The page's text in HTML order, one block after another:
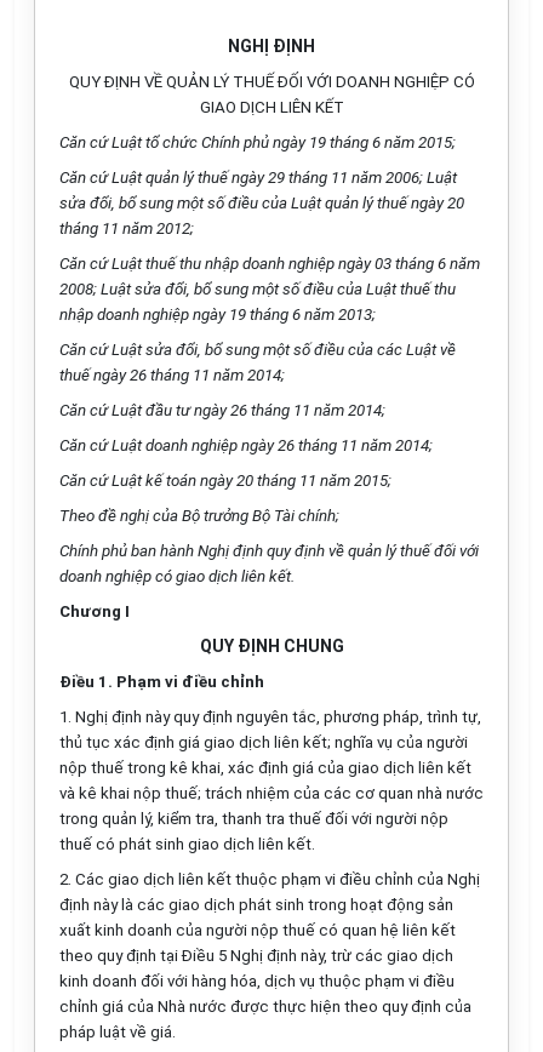
NGHỊ ĐỊNH
QUY ĐỊNH VỀ QUẢN LÝ THUẾ ĐỐI VỚI DOANH NGHIỆP CÓ
GIAO DỊCH LIÊN KẾT
Căn cứ Luật tổ chức Chính phủ ngày 19 tháng 6 năm 2015;
Căn cứ Luật quản lýthuế ngày 29 tháng 11 năm 2006; Luật
sửa đổi, bổsung một số điều của Luật quản lýthuế ngày 20
tháng 11 năm 2012;
Căn cứ Luật thuế thu nhập doanh nghiệp ngày 03 tháng 6 năm
2008; Luật sửa đổi, bổsung một số điều của Luật thuế thu
nhập doanh nghiệp ngày 19 tháng 6 năm 2013;
Căn cứ Luật sửa đổi, bổ sung một số điều của các Luật về
thuế ngày 26 tháng 11 năm 2014;
Căn cứ Luật đầu tư ngày 26 tháng 11 năm 2014;
Căn cứ Luật doanh nghiệp ngày 26 tháng 11 năm 2014;
Căn cứ Luật kế toán ngày 20 tháng 11 năm 2015;
Theo đề nghị của Bộ trưởng Bộ Tài chính;
Chính phủ ban hành Nghị định quy định về quản lý thuế đối với
doanh nghiệp có giao dịch liên kết.
Chương I
QUY ĐỊNH CHUNG
Điều 1. Phạm vi điều chỉnh
1. Nghị định này quy định nguyên tắc, phương pháp, trình tự,
thủ tục xác định giá giao dịch liên kết; nghĩa vụ của người
nộp thuế trong kê khai, xác định giá của giao dịch liên kết
và kê khai nộp thuế; trách nhiệm của các cơ quan nhà nước
trong quản lý, kiểm tra, thanh tra thuế đối với người nộp
thuế có phát sinh giao dịch liên kết.
2. Các giao dịch liên kết thuộc phạm vi điều chỉnh của Nghị
định này là các giao dịch phát sinh trong hoạt động sản
xuất kinh doanh của người nộp thuế có quan hệ liên kết
theo quy định tại Điều 5 Nghị định này, trừ các giao dịch
kinh doanh đối với hàng hóa, dịch vụ thuộc phạm vi điều
chỉnh giá của Nhà nước được thực hiện theo quy định của
pháp luật về giá.